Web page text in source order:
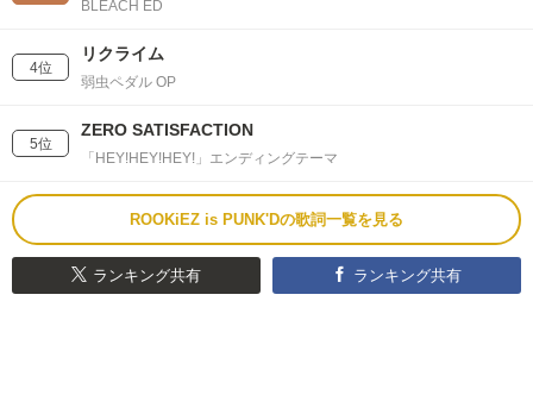
BLEACH ED
4位
リクライム
弱虫ペダル OP
5位
ZERO SATISFACTION
「HEY!HEY!HEY!」エンディングテーマ
ROOKiEZ is PUNK'Dの歌詞一覧を見る
ランキング共有 ランキング共有